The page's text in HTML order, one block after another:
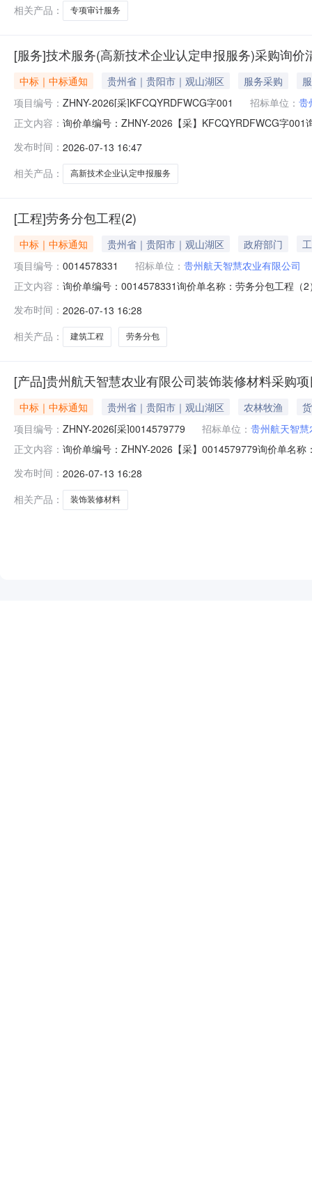
相关产品：
专项审计服务
[服务]技术服务(高新技术企业认定申报服务)采购询价
中标｜中标通知 贵州省｜贵阳市｜观山湖区 服务采购
项目编号： ZHNY-2026[采]KFCQYRDFWCG字001 招标单位： 贵
正文内容： 询价单编号：ZHNY-2026【采】KFCQYRDFWCG字
（普通合伙）贵阳分所已中标技术服务（高新技术企业
发布时间： 2026-07-13 16:47
相关产品：
高新技术企业认定申报服务
[工程]劳务分包工程(2)
中标｜中标通知 贵州省｜贵阳市｜观山湖区 政府部门
项目编号： 0014578331 招标单位： 贵州航天智慧农业有限公司
正文内容： 询价单编号：0014578331询价单名称：劳务分包工程
业高质量发展项目工程施工/建筑工程/劳务分包
发布时间： 2026-07-13 16:28
相关产品：
建筑工程 劳务分包
[产品]贵州航天智慧农业有限公司装饰装修材料采购
中标｜中标通知 贵州省｜贵阳市｜观山湖区 农林牧渔
项目编号： ZHNY-2026[采]0014579779 招标单位： 贵州航天智
正文内容： 询价单编号：ZHNY-2026【采】0014579779询价单名
装饰装修材料（详见采购文件）其他
发布时间： 2026-07-13 16:28
相关产品：
装饰装修材料